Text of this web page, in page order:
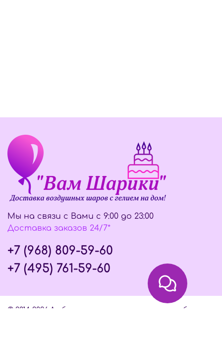
Мы на связи с Вами с 9:00 до 23:00
Доставка заказов 24/7*
+7 (968) 809-59-60
+7 (495) 761-59-60
© 2014-2026 Любое использование контента без